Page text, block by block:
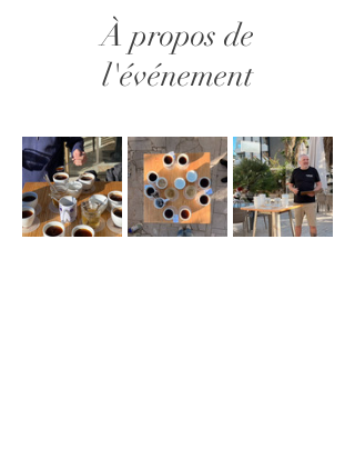
À propos de
l'événement